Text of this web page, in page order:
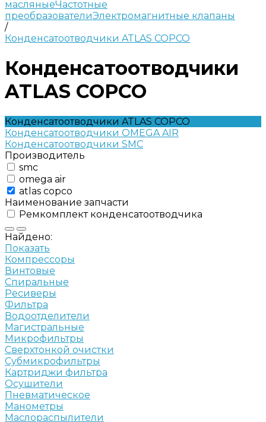
масляныеЧастотные
преобразователиЭлектромагнитные клапаны
/
Конденсатоотводчики ATLAS COPCO
Конденсатоотводчики
ATLAS COPCO
Конденсатоотводчики ATLAS COPCO
Конденсатоотводчики OMEGA AIR
Конденсатоотводчики SMC
Производитель
smc
omega air
atlas copco
Наименование запчасти
Ремкомплект конденсатоотводчика
Найдено:
Показать
Компрессоры
Винтовые
Спиральные
Ресиверы
Фильтра
Водоотделители
Магистральные
Микрофильтры
Сверхтонкой очистки
Субмикрофильтры
Картриджи фильтра
Осушители
Пневматическое
Манометры
Маслораспылители